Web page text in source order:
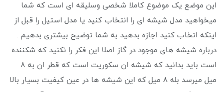
این موضع یک موضوع کاملا شخصی وسلیقه ای است که شما
میخواهید مدل شیشه ای را انتخاب کنید یا مدل استیل را قبل از
اینکه اتخاب کنید اجازه بدهید به شما توضیح بیشتری بدهیم .
درباره شیشه های موجود در گاز اصلا این فکر را نکنید که شکننده
است باید بدانید که شیشه ان سکوریت است که قطر ان به ۸
میل میرسد بله ۸ میل که این شیشه ها در عین کیفیت بسیار بالا